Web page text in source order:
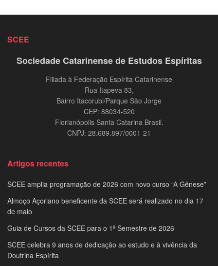
SCEE
Sociedade Catarinense de Estudos Espíritas
Filiada à Federação Espírita Catarinense
Rua Itapeva 83,
Bairro Itacorubi/Parque São Jorge
CEP: 88034-520
Florianópolis Santa Catarina Brasil.
CNPJ: 28.689.897/0001-21
Artigos recentes
SCEE amplia programação de 2026 com novo curso “A Gênese”
Almoço Açoriano beneficente da SCEE será realizado no dia 17
de maio
Guia de Cursos da SCEE para o 1º Semestre de 2026
SCEE celebra 9 anos de dedicação ao estudo e à vivência da
Doutrina Espírita